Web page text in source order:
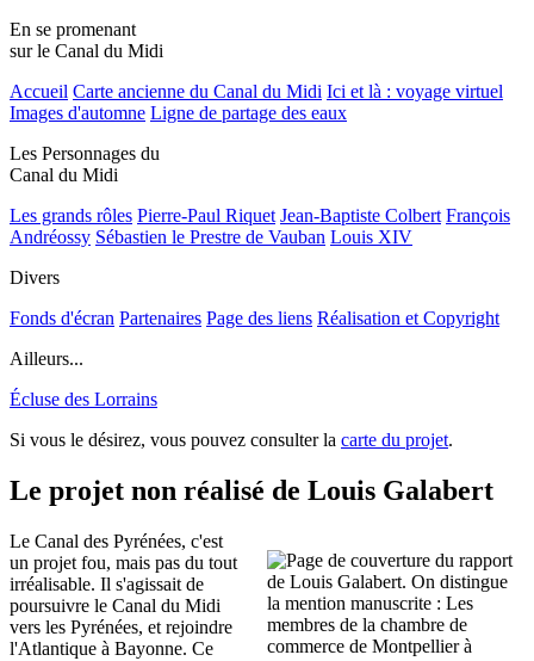
En se promenant
sur le Canal du Midi
Accueil Carte ancienne du Canal du Midi Ici et là : voyage virtuel
Images d'automne Ligne de partage des eaux
Les Personnages du
Canal du Midi
Les grands rôles Pierre-Paul Riquet Jean-Baptiste Colbert François
Andréossy Sébastien le Prestre de Vauban Louis XIV
Divers
Fonds d'écran Partenaires Page des liens Réalisation et Copyright
Ailleurs...
Écluse des Lorrains
Si vous le désirez, vous pouvez consulter la carte du projet.
Le projet non réalisé de Louis Galabert
Le Canal des Pyrénées, c'est
un projet fou, mais pas du tout
irréalisable. Il s'agissait de
poursuivre le Canal du Midi
vers les Pyrénées, et rejoindre
l'Atlantique à Bayonne. Ce